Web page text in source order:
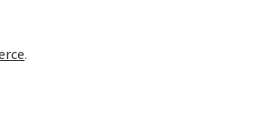
.